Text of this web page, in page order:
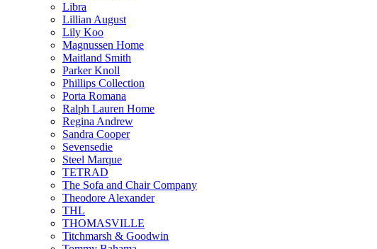
Libra
Lillian August
Lily Koo
Magnussen Home
Maitland Smith
Parker Knoll
Phillips Collection
Porta Romana
Ralph Lauren Home
Regina Andrew
Sandra Cooper
Sevensedie
Steel Marque
TETRAD
The Sofa and Chair Company
Theodore Alexander
THL
THOMASVILLE
Titchmarsh & Goodwin